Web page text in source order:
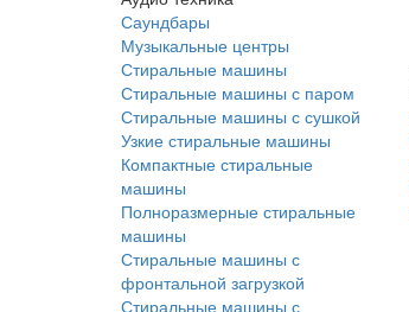
Саундбары
Музыкальные центры
Стиральные машины
Стиральные машины с паром
Стиральные машины с сушкой
Узкие стиральные машины
Компактные стиральные
машины
Полноразмерные стиральные
машины
Стиральные машины с
фронтальной загрузкой
Стиральные машины с